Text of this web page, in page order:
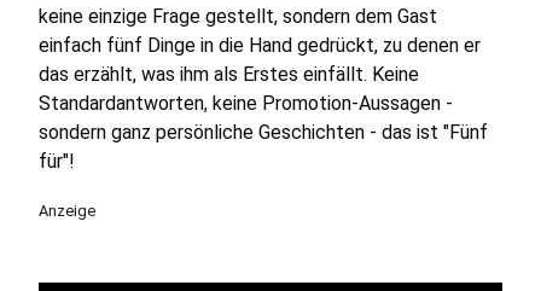
keine einzige Frage gestellt, sondern dem Gast
einfach fünf Dinge in die Hand gedrückt, zu denen er
das erzählt, was ihm als Erstes einfällt. Keine
Standardantworten, keine Promotion-Aussagen -
sondern ganz persönliche Geschichten - das ist "Fünf
für"!
Anzeige